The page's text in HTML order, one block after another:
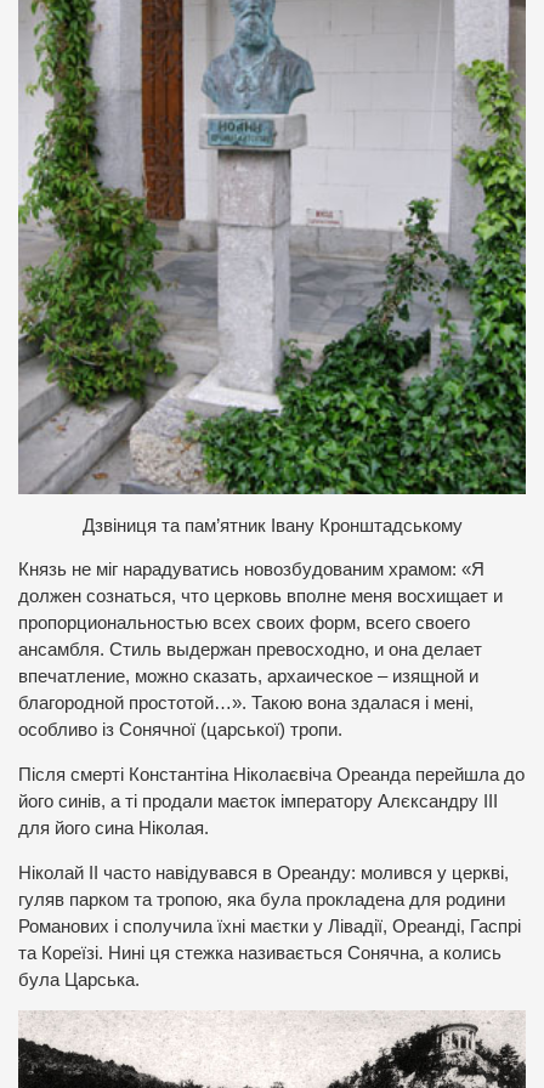
Дзвіниця та пам’ятник Івану Кронштадському
Князь не міг нарадуватись новозбудованим храмом: «Я
должен сознаться, что церковь вполне меня восхищает и
пропорциональностью всех своих форм, всего своего
ансамбля. Стиль выдержан превосходно, и она делает
впечатление, можно сказать, архаическое – изящной и
благородной простотой…». Такою вона здалася і мені,
особливо із Сонячної (царської) тропи.
Після смерті Константіна Ніколаєвіча Ореанда перейшла до
його синів, а ті продали маєток імператору Алєксандру ІІІ
для його сина Ніколая.
Ніколай ІІ часто навідувався в Ореанду: молився у церкві,
гуляв парком та тропою, яка була прокладена для родини
Романових і сполучила їхні маєтки у Лівадії, Ореанді, Гаспрі
та Кореїзі. Нині ця стежка називається Сонячна, а колись
була Царська.